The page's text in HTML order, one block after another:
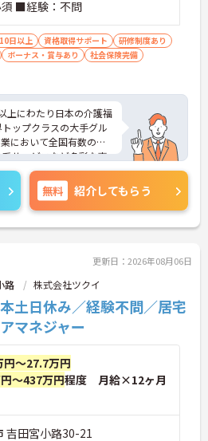
須 ■経験：不問
日以上 資格取得サポート
研修制度あり
ボーナス・賞与あり
社会保険完備
上にわたり日本の介護福
ップクラスの大手グル
において全国有数の規
サービスなど多彩な事
あらゆるニーズにワン
しています。ダイバー
、多様な人材が能力を
注力している点も大き
害を見据えたBCP（事
員の双方を守るリスク
ます。今後は、ご家族
きるシステムや、AIを
など、IT技術を積極的
向上と従業員の業務効
護サービスを追求して
基盤と革新への意欲を
形成に最適な法人で
間！ワークライフバラ
す】
無料 紹介してもらう
更新日：2026年08月06日
路 株式会社ツクイ
土日休み／経験不問／居宅
マネジャー
円～27.7万円
～437万円程度 月給×12ヶ月
吉田宮小路30-21